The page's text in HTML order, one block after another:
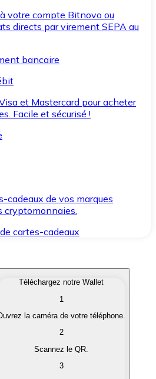
votre compte Bitnovo ou
directs par virement SEPA au
bancaire
et Mastercard pour acheter
Facile et sécurisé !
cadeaux de vos marques
cryptomonnaies.
cartes-cadeaux
qui vous intéressent
en monnaie
Téléchargez notre Wallet
1
la caméra de votre téléphone.
2
Scannez le QR.
3